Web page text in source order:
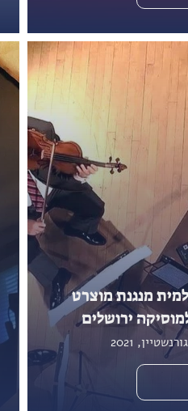
מנגנת מוצרט
ירושלים
2021